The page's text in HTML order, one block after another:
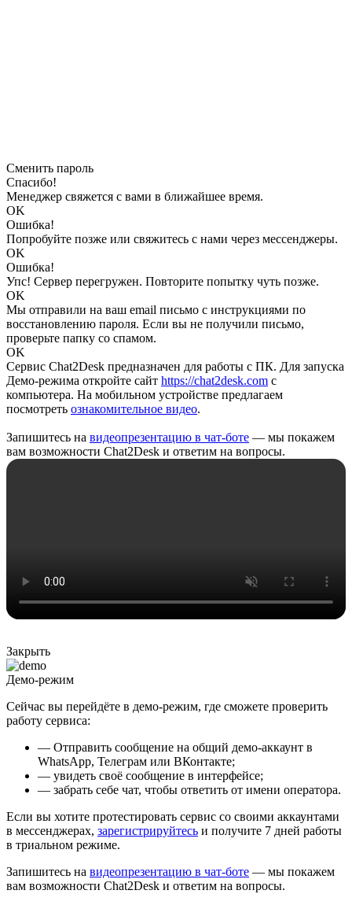
Сменить пароль
Спасибо!
Менеджер свяжется с вами в ближайшее время.
OK
Ошибка!
Попробуйте позже или свяжитесь с нами через мессенджеры.
OK
Ошибка!
Упс! Сервер перегружен. Повторите попытку чуть позже.
OK
Мы отправили на ваш email письмо с инструкциями по
восстановлению пароля. Если вы не получили письмо,
проверьте папку со спамом.
OK
Сервис Chat2Desk предназначен для работы с ПК. Для запуска
Демо-режима откройте сайт https://chat2desk.com с
компьютера. На мобильном устройстве предлагаем
посмотреть ознакомительное видео.
Запишитесь на видеопрезентацию в чат-боте — мы покажем
вам возможности Chat2Desk и ответим на вопросы.
Закрыть
Демо-режим
Сейчас вы перейдёте в демо-режим, где сможете проверить
работу сервиса:
— Отправить сообщение на общий демо-аккаунт в
WhatsApp, Телеграм или ВКонтакте;
— увидеть своё сообщение в интерфейсе;
— забрать себе чат, чтобы ответить от имени оператора.
Если вы хотите протестировать сервис со своими аккаунтами
в мессенджерах, зарегистрируйтесь и получите 7 дней работы
в триальном режиме.
Запишитесь на видеопрезентацию в чат-боте — мы покажем
вам возможности Chat2Desk и ответим на вопросы.